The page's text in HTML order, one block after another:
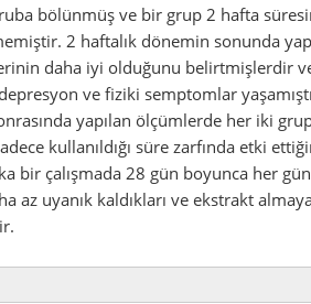
bölünmüş ve bir grup 2 hafta
2 haftalık dönemin sonunda
daha iyi olduğunu belirtmişlerdir
ve fiziki semptomlar
yapılan ölçümlerde her iki
kullanıldığı süre zarfında etki
bir çalışmada 28 gün boyunca her
az uyanık kaldıkları ve ekstrakt